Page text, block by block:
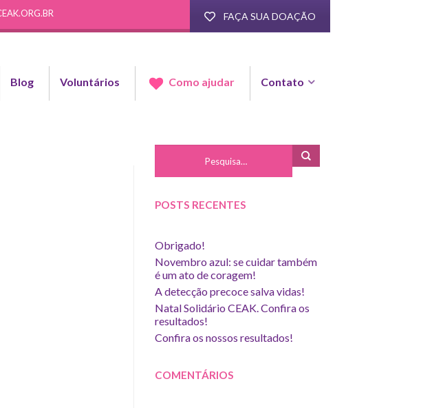
FAÇA SUA DOAÇÃO
Blog Voluntários Como ajudar Contato
POSTS RECENTES
Obrigado!
Novembro azul: se cuidar também
é um ato de coragem!
A detecção precoce salva vidas!
Natal Solidário CEAK. Confira os
resultados!
Confira os nossos resultados!
COMENTÁRIOS